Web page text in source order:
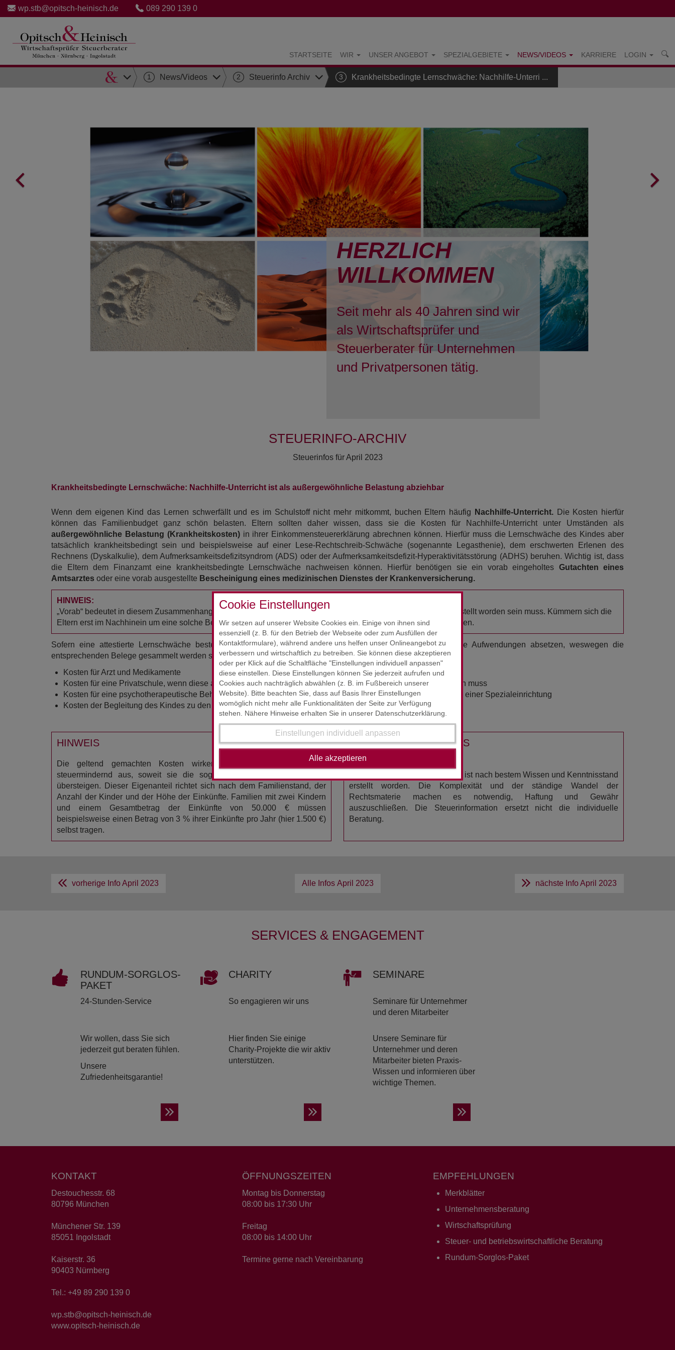
wp.stb@opitsch-heinisch.de 089 290 139 0
STARTSEITE WIR UNSER ANGEBOT SPEZIALGEBIETE NEWS/VIDEOS KARRIERE LOGIN
1 News/Videos 2 Steuerinfo Archiv 3 Krankheitsbedingte Lernschwäche: Nachhilfe-Unterri ...
Cookie Einstellungen
Wir setzen auf unserer Website Cookies ein. Einige von ihnen sind
essenziell (z. B. für den Betrieb der Webseite oder zum Ausfüllen der
Kontaktformulare), während andere uns helfen unser Onlineangebot zu
verbessern und wirtschaftlich zu betreiben. Sie können diese akzeptieren
oder per Klick auf die Schaltfläche "Einstellungen individuell anpassen"
diese einstellen. Diese Einstellungen können Sie jederzeit aufrufen und
Cookies auch nachträglich abwählen (z. B. im Fußbereich unserer
Website). Bitte beachten Sie, dass auf Basis Ihrer Einstellungen
womöglich nicht mehr alle Funktionalitäten der Seite zur Verfügung
stehen. Nähere Hinweise erhalten Sie in unserer Datenschutzerklärung.
Einstellungen individuell anpassen
Alle akzeptieren
HERZLICH
WILLKOMMEN
Seit mehr als 40 Jahren sind wir
als Wirtschaftsprüfer und
Steuerberater für Unternehmen
und Privatpersonen tätig.
STEUERINFO-ARCHIV
Steuerinfos fürApril 2023
Krankheitsbedingte Lernschwäche: Nachhilfe-Unterricht ist als außergewöhnliche Belastung abziehbar
Wenn dem eigenen Kind das Lernen schwerfällt und es im Schulstoff nicht mehr mitkommt, buchen Eltern häufig Nachhilfe-Unterricht.Die Kosten hierfür
können das Familienbudget ganz schön belasten. Eltern sollten daher wissen, dass sie die Kosten für Nachhilfe-Unterricht unter Umständen als
außergewöhnliche Belastung (Krankheitskosten)in ihrer Einkommensteuererklärung abrechnen können. Hierfür muss die Lernschwäche des Kindes aber
tatsächlich krankheitsbedingt sein und beispielsweise auf einer Lese-Rechtschreib-Schwäche (sogenannte Legasthenie), dem erschwerten Erlenen des
Rechnens (Dyskalkulie), dem Aufmerksamkeitsdefizitsyndrom (ADS) oder der Aufmerksamkeitsdefizit-Hyperaktivitätsstörung (ADHS) beruhen. Wichtig ist, dass
die Eltern dem Finanzamt eine krankheitsbedingte Lernschwäche nachweisen können. Hierfür benötigen sie ein vorab eingeholtes Gutachten eines
Amtsarztes oder eine vorab ausgestellte Bescheinigung eines medizinischen Dienstes der Krankenversicherung.
HINWEIS:
„Vorab“ bedeutet in diesem Zusammenhang, dass der Nachweis vor dem Beginn des Nachhilfe-Unterrichts ausgestellt worden sein muss. Kümmern sich die
Eltern erst im Nachhinein um eine solche Bescheinigung, lässt sich der bereits erteilte Unterricht nicht mehr absetzen.
Sofern eine attestierte Lernschwäche besteht, lassen sich neben den Nachhilfekosten insbesondere folgende Aufwendungen absetzen, weswegen die
entsprechenden Belege gesammelt werden sollten:
Kosten für Arzt und Medikamente
Kosten für eine Privatschule, wenn diese aufgrund der Lernschwierigkeit aus medizinischer Sicht besucht werden muss
Kosten für eine psychotherapeutische Behandlung oder die notwendige auswärtige Unterbringung des Kindes in einer Spezialeinrichtung
Kosten der Begleitung des Kindes zu den entsprechenden Therapiemaßnahmen (inklusive Fahrtkosten)
HINWEIS
Die geltend gemachten Kosten wirken sich bei den Eltern nur
steuermindernd aus, soweit sie die sogenannte zumutbare Belastung
übersteigen. Dieser Eigenanteil richtet sich nach dem Familienstand, der
Anzahl der Kinder und der Höhe der Einkünfte. Familien mit zwei Kindern
und einem Gesamtbetrag der Einkünfte von 50.000 € müssen
beispielsweise einen Betrag von 3 % ihrer Einkünfte pro Jahr (hier 1.500 €)
selbst tragen.
HAFTUNGSAUSSCHLUSS
STAND : MÄRZ / APRIL 2023
Der Inhalt der Steuerinformation ist nach bestem Wissen und Kenntnisstand
erstellt worden. Die Komplexität und der ständige Wandel der
Rechtsmaterie machen es notwendig, Haftung und Gewähr
auszuschließen. Die Steuerinformation ersetzt nicht die individuelle
Beratung.
vorherige InfoApril 2023 Alle Infos April 2023 nächste InfoApril 2023
SERVICES & ENGAGEMENT
RUND­UM-SORG­LOS-
PAKET
24-Stunden-Service
Wir wollen, dass Sie sich
jederzeit gut beraten fühlen.
Unsere
Zufriedenheitsgarantie!
CHA­RI­TY
So engagieren wir uns
Hier finden Sie einige
Charity-Projekte die wir aktiv
unterstützen.
SE­MI­NA­RE
Seminare für Unternehmer
und deren Mitarbeiter
Unsere Seminare für
Unternehmer und deren
Mitarbeiter bieten Praxis-
Wissen und informieren über
wichtige Themen.
KONTAKT
Destouchesstr. 68
80796 München
Münchener Str. 139
85051 Ingolstadt
Kaiserstr. 36
90403 Nürnberg
Tel.: +49 89 290 139 0
wp.stb@opitsch-heinisch.de
www.opitsch-heinisch.de
ÖFFNUNGSZEITEN
Montag bis Donnerstag
08:00 bis 17:30 Uhr
Freitag
08:00 bis 14:00 Uhr
Termine gerne nach Vereinbarung
EMPFEHLUNGEN
Merkblätter
Unternehmensberatung
Wirtschaftsprüfung
Steuer- und betriebswirtschaftliche Beratung
Rundum-Sorglos-Paket